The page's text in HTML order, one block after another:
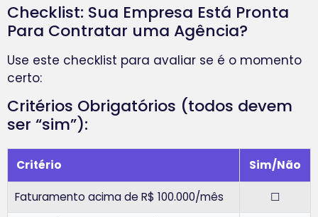
Checklist: Sua Empresa Está Pronta
Para Contratar uma Agência?
Use este checklist para avaliar se é o momento
certo:
Critérios Obrigatórios (todos devem
ser “sim”):
Critério Sim/Não
Faturamento acima de R$ 100.000/mês ☐